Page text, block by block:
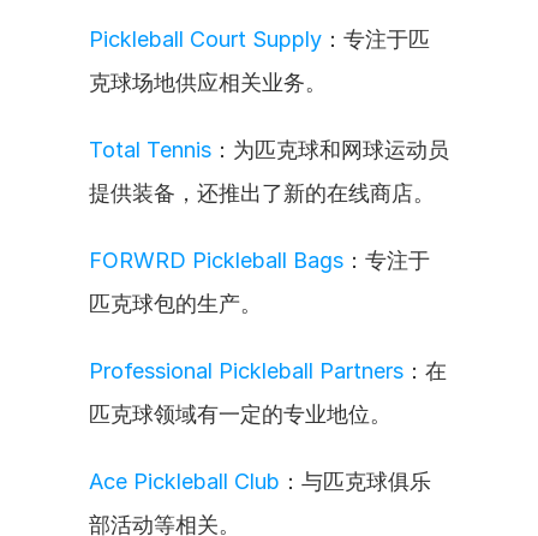
Pickleball Court Supply ：专注于匹
克球场地供应相关业务。
Total Tennis ：为匹克球和网球运动员
提供装备，还推出了新的在线商店。
FORWRD Pickleball Bags ：专注于
匹克球包的生产。
Professional Pickleball Partners ：在
匹克球领域有一定的专业地位。
Ace Pickleball Club ：与匹克球俱乐
部活动等相关。